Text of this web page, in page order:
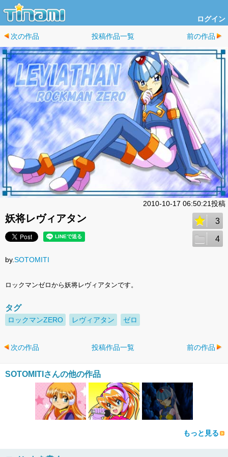
ログイン
次の作品 投稿作品一覧 前の作品
2010-10-17 06:50:21投稿
妖将レヴィアタン 3
4
by.SOTOMITI
ロックマンゼロから妖将レヴィアタンです。
タグ
ロックマンZERO レヴィアタン ゼロ
次の作品 投稿作品一覧 前の作品
SOTOMITIさんの他の作品
もっと見る